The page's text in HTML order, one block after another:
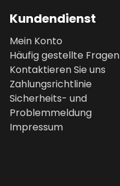
Kundendienst
Mein Konto
Häufig gestellte Fragen
Kontaktieren Sie uns
Zahlungsrichtlinie
Sicherheits- und
Problemmeldung
Impressum